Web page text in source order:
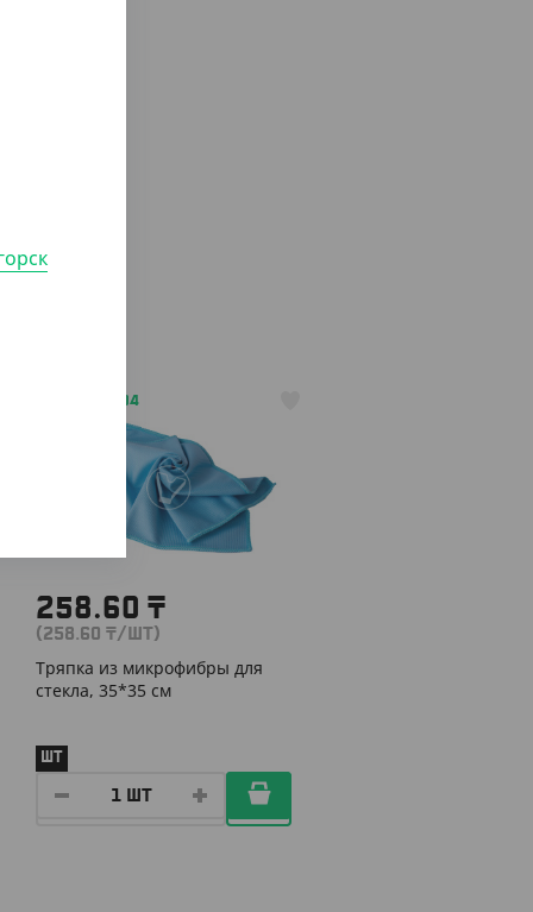
АРТ. 7105404
258.60 ₸
(258.60 ₸/ШТ)
Тряпка из микрофибры для
стекла, 35*35 см
ШТ